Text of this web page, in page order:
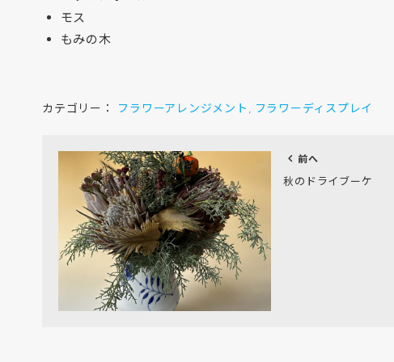
モス
もみの木
カテゴリー： フラワーアレンジメント , フラワーディスプレイ
chevron_left 前へ
秋のドライブーケ